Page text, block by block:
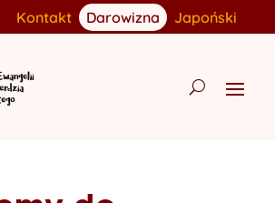
Kontakt Darowizna Japoński